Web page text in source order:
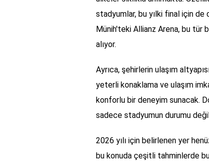
stadyumlar, bu yılki final için de
Münih'teki Allianz Arena, bu tür
alıyor.
Ayrıca, şehirlerin ulaşım
yeterli konaklama ve ulaşım
konforlu bir deneyim sunacak.
sadece stadyumun durumu
2026 yılı için belirlenen yer
bu konuda çeşitli tahminlerde